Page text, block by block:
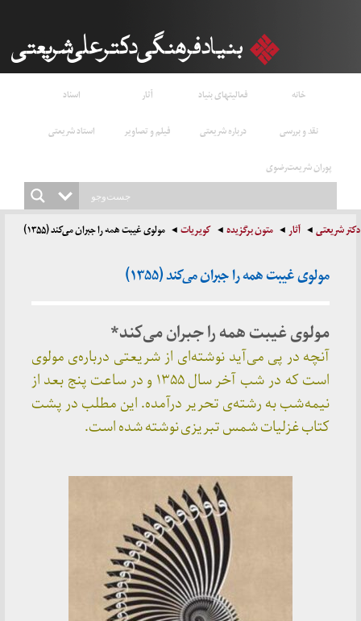
خانه فعالیتهای بنیاد آثار
اسناد
نقد و بررسی
درباره شریعتی فیلم و تصاویر
استاد شریعتی
پوران شریعت‌رضوی
دکتر شریعتی آثار متون برگزیده کویریات مولوی غیبت همه را جبران می‌کند (۱۳۵۵)
مولوی غیبت همه را جبران می‌کند (۱۳۵۵)
مولوی غیبت همه را جبران می‌کند*
آنچه در پی می‌آید نوشته‌ای از شریعتی‌ درباره‌ی مولوی
است که در شب آخر سال ۱۳۵۵ و در ساعت پنج بعد از
نیمه‌شب به رشته‌ی تحریر درآمده. این مطلب در پشت
کتاب غزلیات شمس تبریزی نوشته شده است.